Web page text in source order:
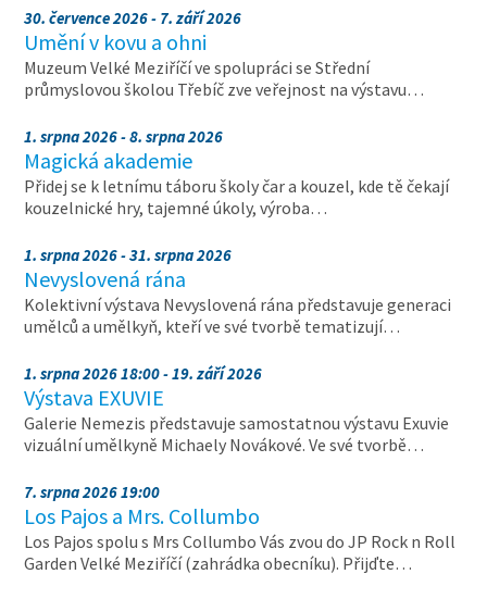
30. července 2026 - 7. září 2026
Umění v kovu a ohni
Muzeum Velké Meziříčí ve spolupráci se Střední
průmyslovou školou Třebíč zve veřejnost na výstavu…
1. srpna 2026 - 8. srpna 2026
Magická akademie
Přidej se k letnímu táboru školy čar a kouzel, kde tě čekají
kouzelnické hry, tajemné úkoly, výroba…
1. srpna 2026 - 31. srpna 2026
Nevyslovená rána
Kolektivní výstava Nevyslovená rána představuje generaci
umělců a umělkyň, kteří ve své tvorbě tematizují…
1. srpna 2026 18:00 - 19. září 2026
Výstava EXUVIE
Galerie Nemezis představuje samostatnou výstavu Exuvie
vizuální umělkyně Michaely Novákové. Ve své tvorbě…
7. srpna 2026 19:00
Los Pajos a Mrs. Collumbo
Los Pajos spolu s Mrs Collumbo Vás zvou do JP Rock n Roll
Garden Velké Meziříčí (zahrádka obecníku). Přijďte…